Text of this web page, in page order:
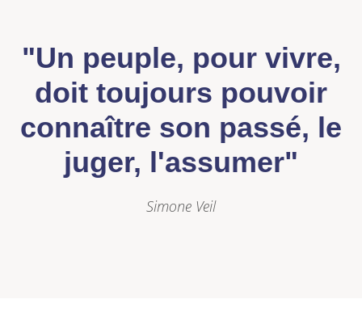
"Un peuple, pour vivre,
doit toujours pouvoir
connaître son passé, le
juger, l'assumer"
Simone Veil